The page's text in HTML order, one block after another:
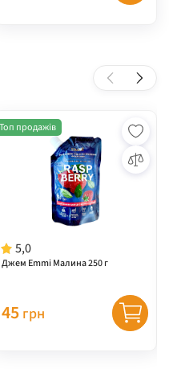
5,0
Джем Emmi Малина 250 г
Топ продажів
45 грн